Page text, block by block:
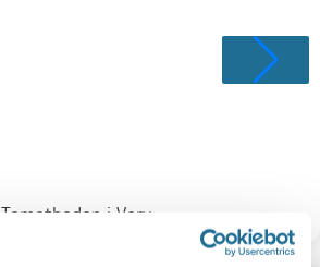
Tomatboden i Varv